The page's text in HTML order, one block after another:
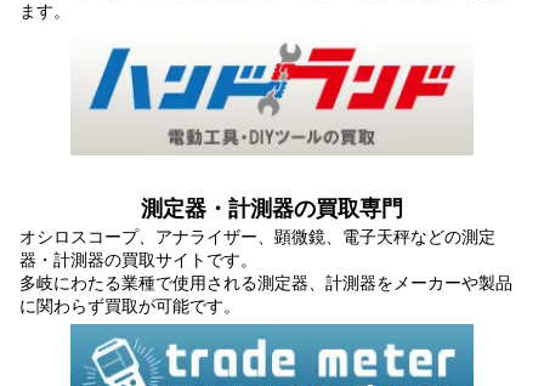
ます。
測定器・計測器の買取専門
オシロスコープ、アナライザー、顕微鏡、電子天秤などの測定
器・計測器の買取サイトです。
多岐にわたる業種で使用される測定器、計測器をメーカーや製品
に関わらず買取が可能です。